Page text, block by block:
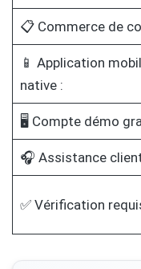
📋 Commerce de
📱 Application
native :
🖥️ Compte démo
🎧 Assistance
✅ Vérification